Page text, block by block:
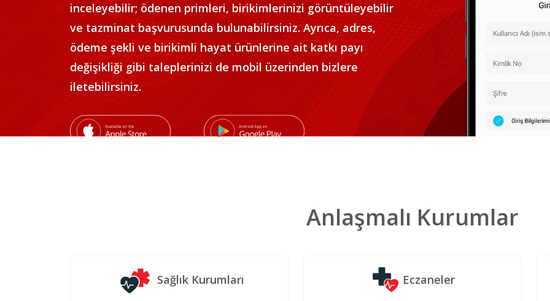
inceleyebilir; ödenen primleri, birikimlerinizi görüntüleyebilir
ve tazminat başvurusunda bulunabilirsiniz. Ayrıca, adres,
ödeme şekli ve birikimli hayat ürünlerine ait katkı payı
değişikliği gibi taleplerinizi de mobil üzerinden bizlere
iletebilirsiniz.
Anlaşmalı Kurumlar
Sağlık Kurumları Eczaneler